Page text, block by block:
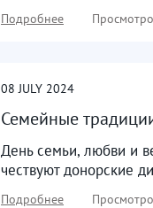
Подробнее
08 JULY 2024
Семейные
День семьи, любви и
чествуют донорские
Подробнее